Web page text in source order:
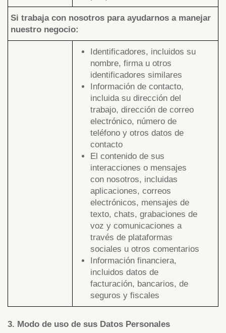
Si trabaja con nosotros para ayudarnos a manejar
nuestro negocio:
Identificadores, incluidos su
nombre, firma u otros
identificadores similares
Información de contacto,
incluida su dirección del
trabajo, dirección de correo
electrónico, número de
teléfono y otros datos de
contacto
El contenido de sus
interacciones o mensajes
con nosotros, incluidas
aplicaciones, correos
electrónicos, mensajes de
texto, chats, grabaciones de
voz y comunicaciones a
través de plataformas
sociales u otros comentarios
Información financiera,
incluidos datos de
facturación, bancarios, de
seguros y fiscales
3. Modo de uso de sus Datos Personales